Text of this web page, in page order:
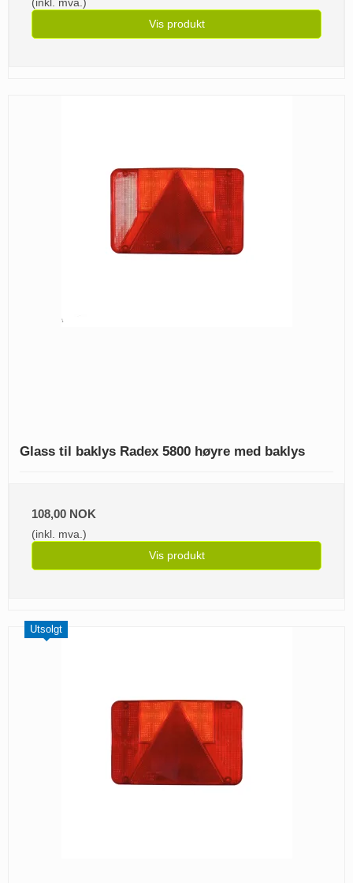
Vis produkt
Glass til baklys Radex 5800 høyre med baklys
108,00 NOK
(inkl. mva.)
Vis produkt
Utsolgt